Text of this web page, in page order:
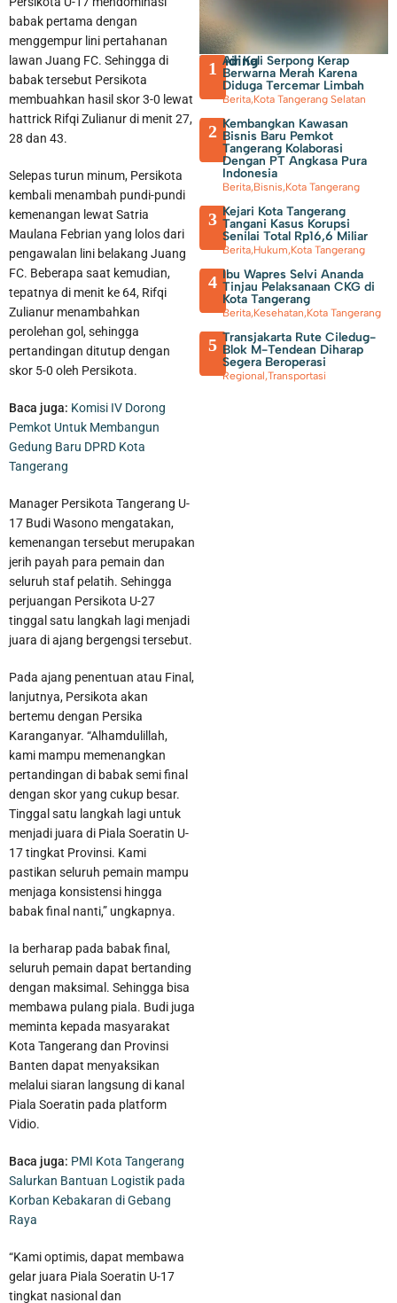
Sambut Kemerdekaan, Walikota Tangerang Beserta Jajaran
Bersih-Bersih Lingkungan
Bandara Soekarno Hatta Jadi Bandara Tersibuk Kedua di Asia
Tenggara Versi OAG
Polisi di Karawaci
babak pertama dengan
menggempur lini pertahanan
lawan Juang FC. Sehingga di
babak tersebut Persikota
membuahkan hasil skor 3-0 lewat
hattrick Rifqi Zulianur di menit 27,
28 dan 43.
Selepas turun minum, Persikota
kembali menambah pundi-pundi
kemenangan lewat Satria
Maulana Febrian yang lolos dari
pengawalan lini belakang Juang
FC. Beberapa saat kemudian,
tepatnya di menit ke 64, Rifqi
Zulianur menambahkan
perolehan gol, sehingga
pertandingan ditutup dengan
skor 5-0 oleh Persikota.
Baca juga: Komisi IV Dorong
Pemkot Untuk Membangun
Gedung Baru DPRD Kota
Tangerang
Manager Persikota Tangerang U-
17 Budi Wasono mengatakan,
kemenangan tersebut merupakan
jerih payah para pemain dan
seluruh staf pelatih. Sehingga
perjuangan Persikota U-27
tinggal satu langkah lagi menjadi
juara di ajang bergengsi tersebut.
Pada ajang penentuan atau Final,
lanjutnya, Persikota akan
bertemu dengan Persika
Karanganyar. “Alhamdulillah,
kami mampu memenangkan
pertandingan di babak semi final
dengan skor yang cukup besar.
Tinggal satu langkah lagi untuk
menjadi juara di Piala Soeratin U-
17 tingkat Provinsi. Kami
pastikan seluruh pemain mampu
menjaga konsistensi hingga
babak final nanti,” ungkapnya.
Ia berharap pada babak final,
seluruh pemain dapat bertanding
dengan maksimal. Sehingga bisa
membawa pulang piala. Budi juga
meminta kepada masyarakat
Kota Tangerang dan Provinsi
Banten dapat menyaksikan
melalui siaran langsung di kanal
Piala Soeratin pada platform
Vidio.
Baca juga: PMI Kota Tangerang
Salurkan Bantuan Logistik pada
Korban Kebakaran di Gebang
Raya
“Kami optimis, dapat membawa
gelar juara Piala Soeratin U-17
tingkat nasional dan
Trending
1 Air Kali Serpong Kerap
Berwarna Merah Karena
Diduga Tercemar Limbah
Berita,Kota Tangerang Selatan
2 Kembangkan Kawasan
Bisnis Baru Pemkot
Tangerang Kolaborasi
Dengan PT Angkasa Pura
Indonesia
Berita,Bisnis,Kota Tangerang
3 Kejari Kota Tangerang
Tangani Kasus Korupsi
Senilai Total Rp16,6 Miliar
Berita,Hukum,Kota Tangerang
4 Ibu Wapres Selvi Ananda
Tinjau Pelaksanaan CKG di
Kota Tangerang
Berita,Kesehatan,Kota Tangerang
5 Transjakarta Rute Ciledug-
Blok M-Tendean Diharap
Segera Beroperasi
Regional,Transportasi